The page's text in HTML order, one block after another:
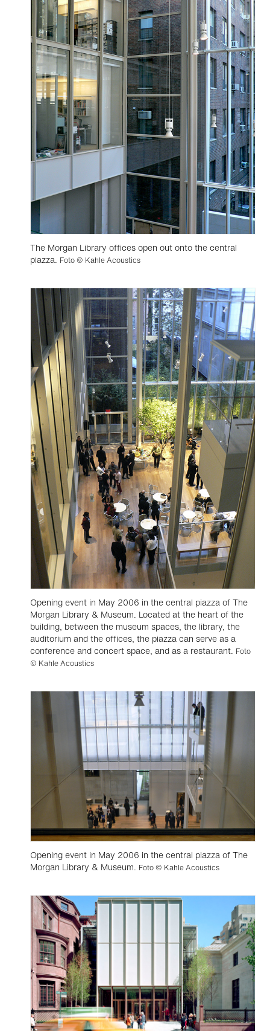
The Morgan Library offices open out onto the central
piazza. Foto © Kahle Acoustics
Opening event in May 2006 in the central piazza of The
Morgan Library & Museum. Located at the heart of the
building, between the museum spaces, the library, the
auditorium and the offices, the piazza can serve as a
conference and concert space, and as a restaurant. Foto
© Kahle Acoustics
Opening event in May 2006 in the central piazza of The
Morgan Library & Museum. Foto © Kahle Acoustics